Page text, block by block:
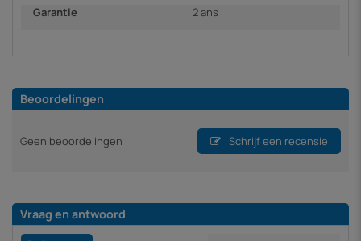
Garantie
2 ans
Beoordelingen
Geen beoordelingen Schrijf een recensie
Vraag en antwoord